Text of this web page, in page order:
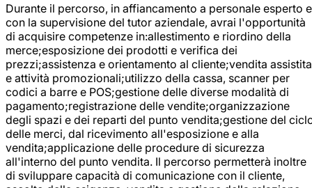
Durante il percorso, in affiancamento a personale esperto e
con la supervisione del tutor aziendale, avrai l'opportunità
di acquisire competenze in:allestimento e riordino della
merce;esposizione dei prodotti e verifica dei
prezzi;assistenza e orientamento al cliente;vendita assistita
e attività promozionali;utilizzo della cassa, scanner per
codici a barre e POS;gestione delle diverse modalità di
pagamento;registrazione delle vendite;organizzazione
degli spazi e dei reparti del punto vendita;gestione del
delle merci, dal ricevimento all'esposizione e alla
vendita;applicazione delle procedure di sicurezza
all'interno del punto vendita. Il percorso permetterà inoltre
di sviluppare capacità di comunicazione con il cliente,